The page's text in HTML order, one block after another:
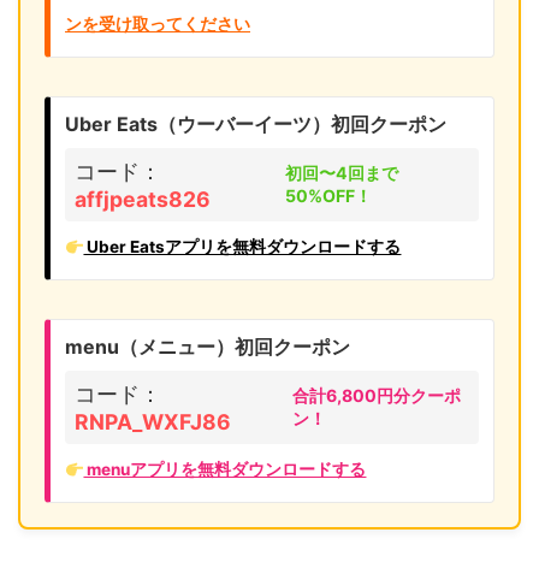
ンを受け取ってください
Uber Eats（ウーバーイーツ）初回クーポン
コード：
affjpeats826
初回〜4回まで
50%OFF！
Uber Eatsアプリを無料ダウンロードする
menu（メニュー）初回クーポン
コード：
RNPA_WXFJ86
合計6,800円分クーポ
ン！
menuアプリを無料ダウンロードする